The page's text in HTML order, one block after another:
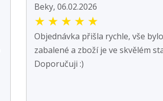
Beky, 06.02.2026
★ ★ ★ ★ ★
Objednávka přišla rychle, vše
zabalené a zboží je ve skvělém
Doporučuji :)